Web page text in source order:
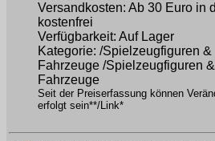
Versandkosten: Ab 30 Euro in
kostenfrei
Verfügbarkeit: Auf Lager
Kategorie: /Spielzeugfiguren &
Fahrzeuge /Spielzeugfiguren &
Fahrzeuge
Seit der Preiserfassung können
erfolgt sein**/Link*